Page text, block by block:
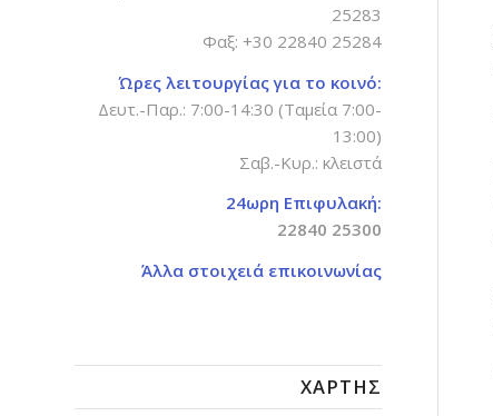
25283
Φαξ: +30 22840 25284
Ώρες λειτουργίας για το κοινό:
Δευτ.-Παρ.: 7:00-14:30 (Ταμεία 7:00-
13:00)
Σαβ.-Κυρ.: κλειστά
24ωρη Επιφυλακή:
22840 25300
Άλλα στοιχειά επικοινωνίας
ΧΆΡΤΗΣ